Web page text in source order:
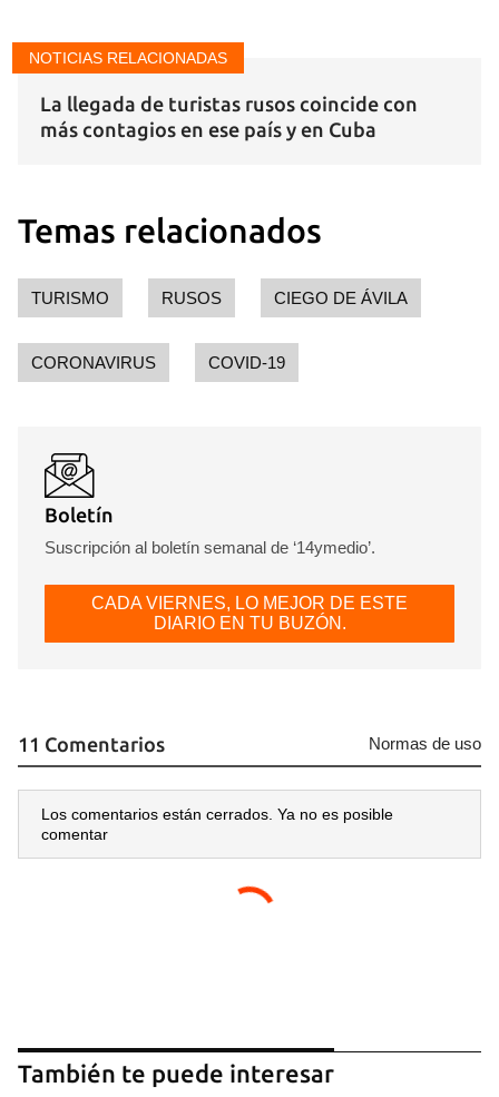
Guardar como favorito
Para poder guardar como favorito, primero has de
iniciar sesión con tu cuenta de 14ymedio.
NOTICIAS RELACIONADAS
La llegada de turistas rusos coincide con
más contagios en ese país y en Cuba
Temas relacionados
TURISMO RUSOS CIEGO DE ÁVILA
CORONAVIRUS COVID-19
Boletín
Suscripción al boletín semanal de ‘14ymedio’.
CADA VIERNES, LO MEJOR DE ESTE
DIARIO EN TU BUZÓN.
11 Comentarios Normas de uso
Los comentarios están cerrados. Ya no es posible
comentar
También te puede interesar